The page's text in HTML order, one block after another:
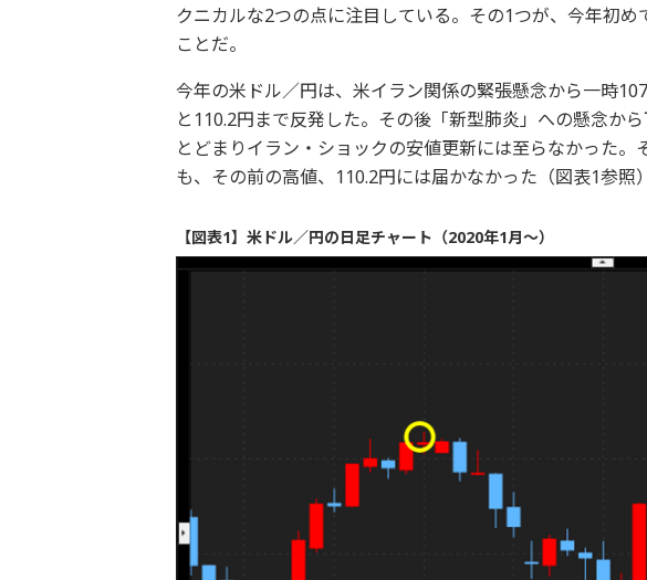
クニカルな2つの点に注目している。その1つが、今年初
ことだ。
今年の米ドル／円は、米イラン関係の緊張懸念から一時
と110.2円まで反発した。その後「新型肺炎」への懸念か
とどまりイラン・ショックの安値更新には至らなかった
も、その前の高値、110.2円には届かなかった（図表1参照
【図表1】米ドル／円の日足チャート（2020年1月～）